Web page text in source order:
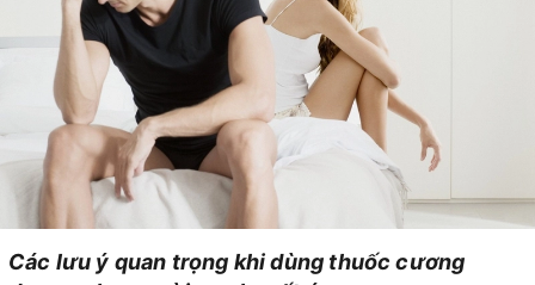
Các lưu ý quan trọng khi dùng thuốc cương